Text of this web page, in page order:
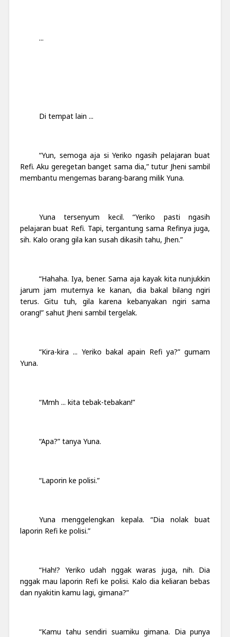
...
Di tempat lain ...
“Yun, semoga aja si Yeriko ngasih pelajaran buat
Refi. Aku geregetan banget sama dia,” tutur Jheni sambil
membantu mengemas barang-barang milik Yuna.
Yuna tersenyum kecil. “Yeriko pasti ngasih
pelajaran buat Refi. Tapi, tergantung sama Refinya juga,
sih. Kalo orang gila kan susah dikasih tahu, Jhen.”
“Hahaha. Iya, bener. Sama aja kayak kita nunjukkin
jarum jam muternya ke kanan, dia bakal bilang ngiri
terus. Gitu tuh, gila karena kebanyakan ngiri sama
orang!” sahut Jheni sambil tergelak.
“Kira-kira ... Yeriko bakal apain Refi ya?” gumam
Yuna.
“Mmh ... kita tebak-tebakan!”
“Apa?” tanya Yuna.
“Laporin ke polisi.”
Yuna menggelengkan kepala. “Dia nolak buat
laporin Refi ke polisi.”
“Hah!? Yeriko udah nggak waras juga, nih. Dia
nggak mau laporin Refi ke polisi. Kalo dia keliaran bebas
dan nyakitin kamu lagi, gimana?”
“Kamu tahu sendiri suamiku gimana. Dia punya